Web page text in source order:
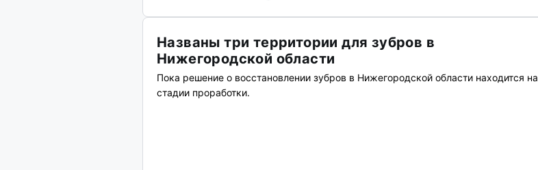
Названы три территории для зубров в
Нижегородской области
Пока решение о восстановлении зубров в Нижегородской области находится на
стадии проработки.